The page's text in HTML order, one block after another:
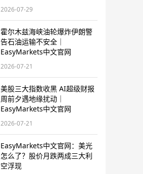
2026-07-29
霍尔木兹海峡油轮爆炸伊朗警
告石油运输不安全｜
EasyMarkets中文官网
2026-07-21
美股三大指数收黑 AI超级财报
周前夕遇地缘扰动｜
EasyMarkets中文官网
2026-07-21
EasyMarkets中文官网：美光
怎么了？股价月跌两成三大利
空浮现